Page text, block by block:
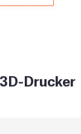
Drucker